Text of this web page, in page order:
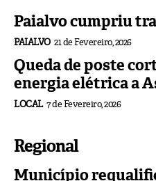
Paialvo cumpriu
PAIALVO 21 de Fevereiro, 2026
Queda de poste
energia elétrica a
LOCAL 7 de Fevereiro, 2026
Regional
Município